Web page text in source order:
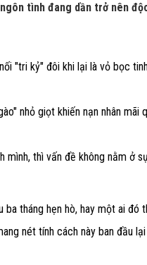
tình đang dần trở nên
"tri kỷ" đôi khi lại là vỏ bọc
nhỏ giọt khiến nạn nhân mãi
mình, thì vấn đề không nằm ở
tháng hẹn hò, hay một ai đó
nét tính cách này ban đầu